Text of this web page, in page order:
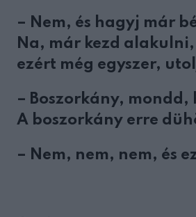
– Nem, és hagyj már
Na, már kezd
ezért még egyszer,
– Boszorkány, mondd,
A boszorkány erre
– Nem, nem, nem, és